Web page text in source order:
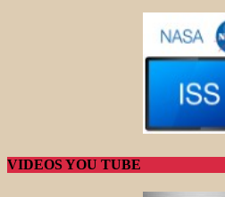
VIDEOS YOU TUBE